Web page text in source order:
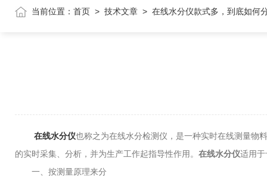
当前位置： 首页 > 技术文章 > 在线水分仪款式多，到底如何
在线水分仪也称之为在线水分检测仪，是一种实时在线测量物
的实时采集、分析，并为生产工作起指导性作用。 在线水分仪适用
一、按测量原理来分